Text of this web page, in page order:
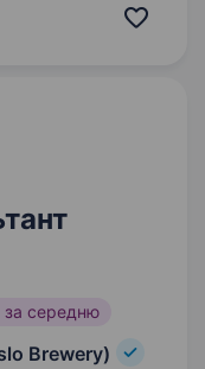
локацію
середню
Brewery)